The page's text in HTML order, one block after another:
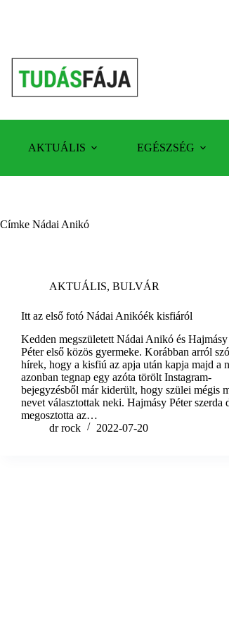
AKTUÁLIS EGÉSZSÉG
Címke Nádai Anikó
AKTUÁLIS, BULVÁR
Itt az első fotó Nádai Anikóék kisfiáról
Kedden megszületett Nádai Anikó és Hajmásy
Péter első közös gyermeke. Korábban arról
hírek, hogy a kisfiú az apja után kapja majd a
azonban tegnap egy azóta törölt Instagram-
bejegyzésből már kiderült, hogy szülei mégis
nevet választottak neki. Hajmásy Péter szerda
megosztotta az…
dr rock
2022-07-20